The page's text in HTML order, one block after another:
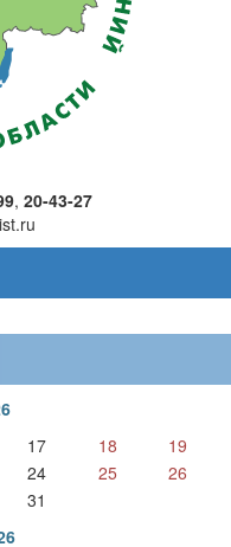
, 20-43-27
17 18
19
24 25
26
31